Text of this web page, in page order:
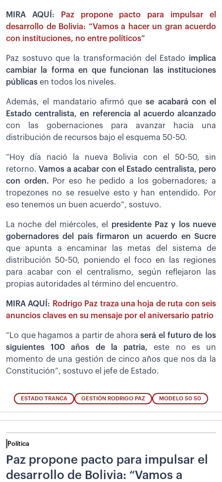
MIRA AQUÍ:
Paz propone pacto para impulsar el
desarrollo de Bolivia: “Vamos a hacer un gran acuerdo
con instituciones, no entre políticos”
Paz sostuvo que la transformación del Estado implica
cambiar la forma en que funcionan las instituciones
públicas en todos los niveles.
Además, el mandatario afirmó quese acabará con el
Estado centralista, en referencia al acuerdo alcanzado
con las gobernaciones para avanzar hacia una
distribución de recursos bajo el esquema 50-50.
“Hoy día nació la nueva Bolivia con el 50-50, sin
retorno.Vamos a acabar con el Estado centralista, pero
con orden. Por eso he pedido a los gobernadores; a
tropezones no se resuelve esto y han entendido. Por
eso tenemos un buen acuerdo”, sostuvo.
La noche del miércoles, el presidente Paz y los nueve
gobernadores del país firmaron un acuerdo en Sucre
que apunta a encaminar las metas del sistema de
distribución 50-50, poniendo el foco en las regiones
para acabar con el centralismo, según reflejaron las
propias autoridades al término del encuentro.
MIRA AQUÍ: Rodrigo Paz traza una hoja de ruta con seis
anuncios claves en su mensaje por el aniversario patrio
“Lo que hagamos a partir de ahoraserá el futuro de los
siguientes 100 años de la patria, este no es un
momento de una gestión de cinco años que nos da la
Constitución”, sostuvo el jefe de Estado.
ESTADO TRANCA GESTIÓN RODRIGO PAZ MODELO 50 50
Política
Paz propone pacto para impulsar el
desarrollo de Bolivia: “Vamos a